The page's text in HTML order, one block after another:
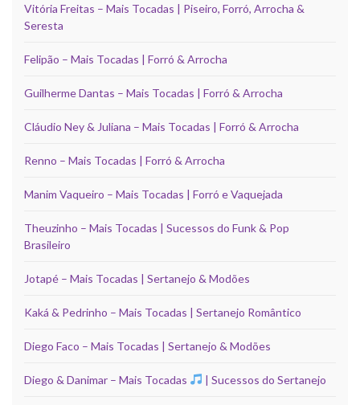
Vitória Freitas – Mais Tocadas | Piseiro, Forró, Arrocha &
Seresta
Felipão – Mais Tocadas | Forró & Arrocha
Guilherme Dantas – Mais Tocadas | Forró & Arrocha
Cláudio Ney & Juliana – Mais Tocadas | Forró & Arrocha
Renno – Mais Tocadas | Forró & Arrocha
Manim Vaqueiro – Mais Tocadas | Forró e Vaquejada
Theuzinho – Mais Tocadas | Sucessos do Funk & Pop
Brasileiro
Jotapé – Mais Tocadas | Sertanejo & Modões
Kaká & Pedrinho – Mais Tocadas | Sertanejo Romântico
Diego Faco – Mais Tocadas | Sertanejo & Modões
Diego & Danimar – Mais Tocadas | Sucessos do Sertanejo